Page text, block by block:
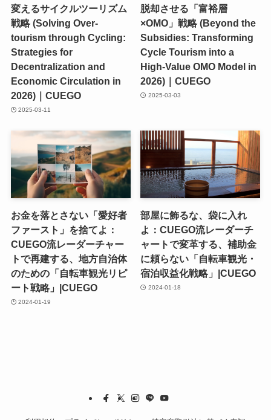
変えるサイクルツーリズム
戦略 (Solving Over-
tourism through Cycling:
Strategies for
Decentralization and
Economic Circulation in
2026)｜CUEGO
2025-03-11
脱却させる「富裕層
×OMO」戦略 (Beyond the
Subsidies: Transforming
Cycle Tourism into a
High-Value OMO Model in
2026)｜CUEGO
2025-03-03
お金を落とさない「愛好者
ファースト」を捨てよ：
CUEGO流レーダーチャー
トで再建する、地方自治体
のための「自転車観光リピ
ート戦略」|CUEGO
2024-01-19
部屋に飾るな、袋に入れ
よ：CUEGO流レーダーチ
ャートで変革する、補助金
に頼らない「自転車観光・
宿泊収益化戦略」|CUEGO
2024-01-18